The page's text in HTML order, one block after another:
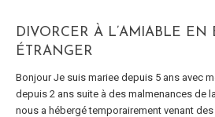
DIVORCER À L’AMIABLE EN
ÉTRANGER
Bonjour Je suis mariee depuis 5 ans avec
depuis 2 ans suite à des malmenances de
nous a hébergé temporairement venant